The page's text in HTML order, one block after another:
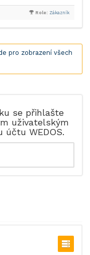
Role: Zákazník
pro zobrazení všech
se přihlašte
uživatelským
účtu WEDOS.